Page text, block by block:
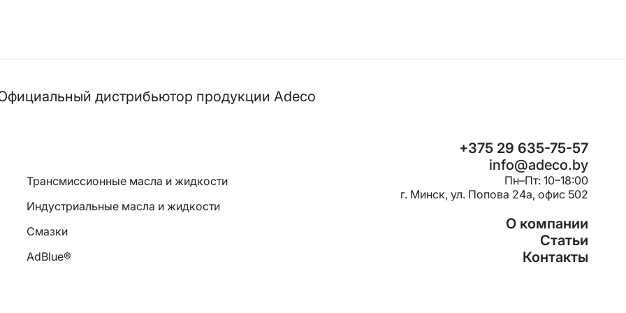
дистрибьютор продукции Adeco
Трансмиссионные масла и жидкости
Индустриальные масла и жидкости
Смазки
AdBlue®
+375 29 635-75-57
info@adeco.by
Пн–Пт: 10–18:00
г. Минск, ул. Попова 24a, офис 502
О компании
Статьи
Контакты